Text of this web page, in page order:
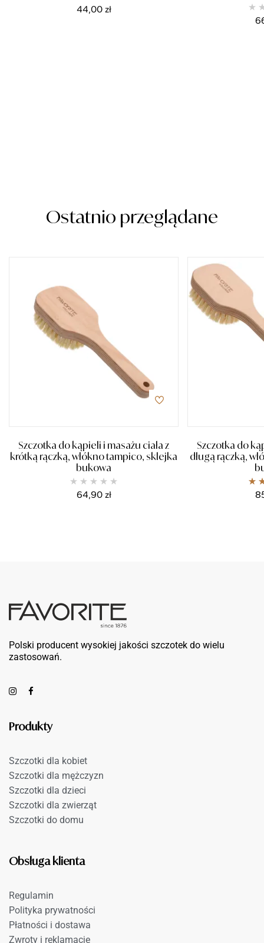
44,00 zł
Ostatnio przeglądane
Szczotka do kąpieli i masażu ciała z
krótką rączką, włókno tampico, sklejka
bukowa
64,90 zł
Szczotka do
długą rączką,
Polski producent wysokiej jakości szczotek do wielu
zastosowań.
Produkty
Szczotki dla kobiet
Szczotki dla mężczyzn
Szczotki dla dzieci
Szczotki dla zwierząt
Szczotki do domu
Obsługa klienta
Regulamin
Polityka prywatności
Płatności i dostawa
Zwroty i reklamacje